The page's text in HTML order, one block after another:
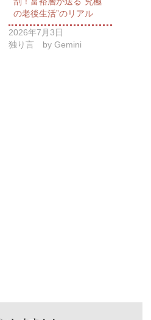
の老後生活”のリアル
2026年7月3日
独り言 by Gemini